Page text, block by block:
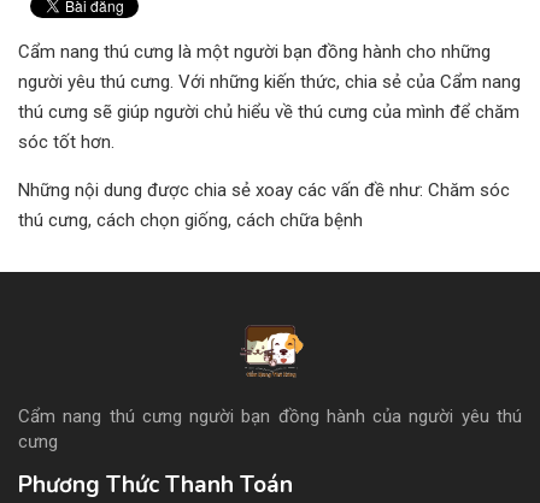
Cẩm nang thú cưng là một người bạn đồng hành cho những
người yêu thú cưng. Với những kiến thức, chia sẻ của Cẩm nang
thú cưng sẽ giúp người chủ hiểu về thú cưng của mình để chăm
sóc tốt hơn.
Những nội dung được chia sẻ xoay các vấn đề như: Chăm sóc
thú cưng, cách chọn giống, cách chữa bệnh
Cẩm nang thú cưng người bạn đồng hành của người yêu thú
cưng
Phương Thức Thanh Toán